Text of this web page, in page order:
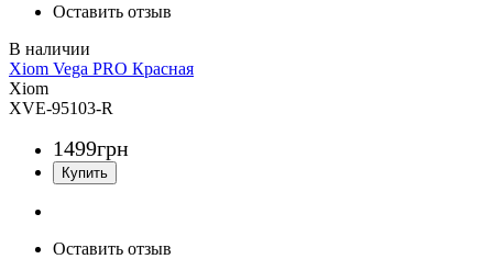
Оставить отзыв
Xiom Vega PRO Красная
Xiom
XVE-95103-R
1499грн
Оставить отзыв